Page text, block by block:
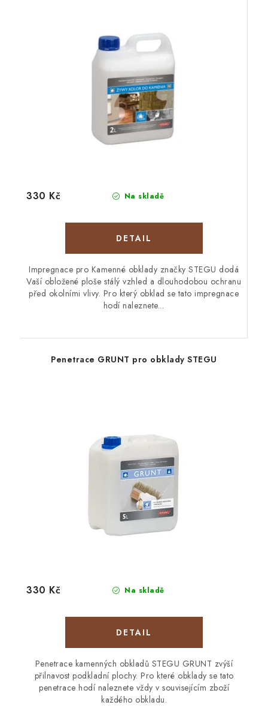
Na skladě
330 Kč
Impregnace pro Kamenné obklady značky STEGU dodá
Vaší obložené ploše stálý vzhled a dlouhodobou ochranu
před okolními vlivy. Pro který obklad se tato impregnace
hodí naleznete...
Penetrace GRUNT pro obklady STEGU
Na skladě
330 Kč
Penetrace kamenných obkladů STEGU GRUNT zvýší
přilnavost podkladní plochy. Pro které obklady se tato
penetrace hodí naleznete vždy v souvisejícím zboží
každého obkladu.